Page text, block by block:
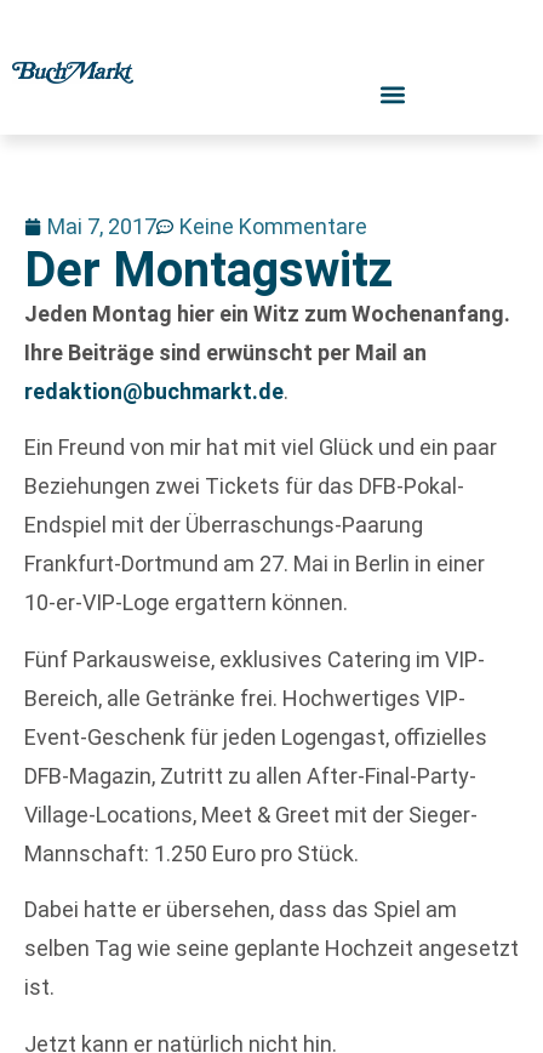
Mai 7, 2017 Keine Kommentare
Der Montagswitz
Jeden Montag hier ein Witz zum Wochenanfang.
Ihre Beiträge sind erwünscht per Mail an
redaktion@buchmarkt.de.
Ein Freund von mir hat mit viel Glück und ein paar
Beziehungen zwei Tickets für das DFB-Pokal-
Endspiel mit der Überraschungs-Paarung
Frankfurt-Dortmund am 27. Mai in Berlin in einer
10-er-VIP-Loge ergattern können.
Fünf Parkausweise, exklusives Catering im VIP-
Bereich, alle Getränke frei. Hochwertiges VIP-
Event-Geschenk für jeden Logengast, offizielles
DFB-Magazin, Zutritt zu allen After-Final-Party-
Village-Locations, Meet & Greet mit der Sieger-
Mannschaft: 1.250 Euro pro Stück.
Dabei hatte er übersehen, dass das Spiel am
selben Tag wie seine geplante Hochzeit angesetzt
ist.
Jetzt kann er natürlich nicht hin.